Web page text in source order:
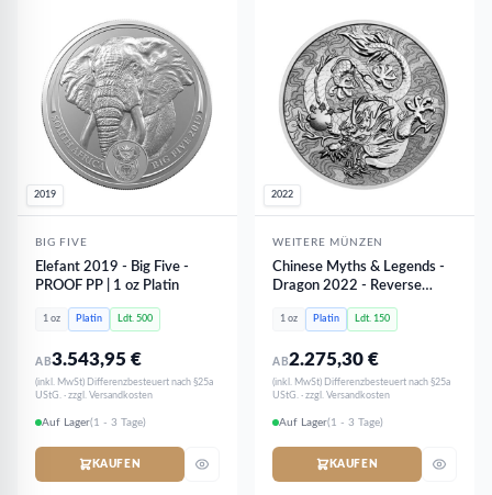
2019
BIG FIVE
Elefant 2019 - Big Five -
PROOF PP | 1 oz Platin
1 oz Platin Ldt. 500
AB3.543,95€
(inkl. MwSt) Differenzbesteuert nach §25a
UStG. · zzgl. Versandkosten
Auf Lager(1 - 3 Tage)
KAUFEN
2022
WEITERE MÜNZEN
Chinese Myths & Legends -
Dragon 2022 - Reverse
PROOF | 1oz Platinum
1 oz Platin Ldt. 150
AB2.275,30€
(inkl. MwSt) Differenzbesteuert nach §25a
UStG. · zzgl. Versandkosten
Auf Lager(1 - 3 Tage)
KAUFEN